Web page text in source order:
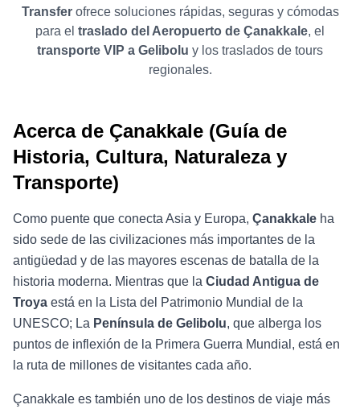
Transferofrece soluciones rápidas, seguras y cómodas
para el traslado del Aeropuerto de Çanakkale, el
transporte VIP a Gelibolu y los traslados de tours
regionales.
Acerca de Çanakkale (Guía de
Historia, Cultura, Naturaleza y
Transporte)
Como puente que conecta Asia y Europa, Çanakkale ha
sido sede de las civilizaciones más importantes de la
antigüedad y de las mayores escenas de batalla de la
historia moderna. Mientras que la Ciudad Antigua de
Troya está en la Lista del Patrimonio Mundial de la
UNESCO; La Península de Gelibolu, que alberga los
puntos de inflexión de la Primera Guerra Mundial, está en
la ruta de millones de visitantes cada año.
Çanakkale es también uno de los destinos de viaje más